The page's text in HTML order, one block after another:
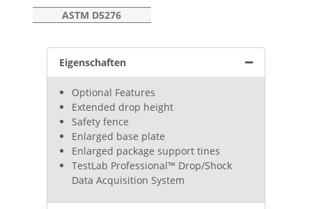
ASTM D5276
Eigenschaften
Optional Features
Extended drop height
Safety fence
Enlarged base plate
Enlarged package support tines
TestLab Professional™ Drop/Shock
Data Acquisition System